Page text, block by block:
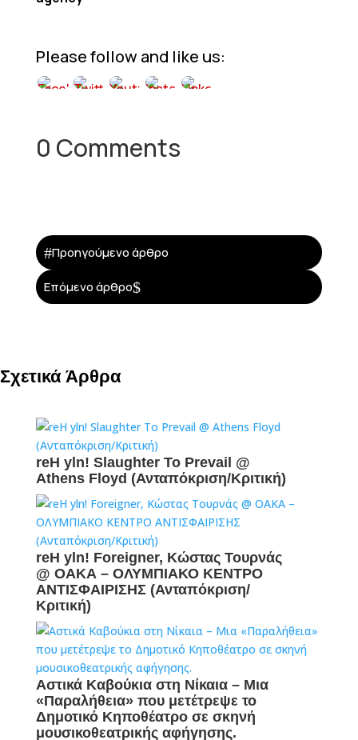
Please follow and like us:
0 Comments
#Προηγούμενο άρθρο
Επόμενο άρθρο$
Σχετικά Άρθρα
reH yln! Slaughter To Prevail @
Athens Floyd (Ανταπόκριση/Κριτική)
reH yln! Foreigner, Κώστας Τουρνάς
@ ΟΑΚΑ – ΟΛΥΜΠΙΑΚΟ ΚΕΝΤΡΟ
ΑΝΤΙΣΦΑΙΡΙΣΗΣ (Ανταπόκριση/
Κριτική)
Αστικά Καβούκια στη Νίκαια – Mια
«Παραλήθεια» που μετέτρεψε το
Δημοτικό Κηποθέατρο σε σκηνή
μουσικοθεατρικής αφήγησης.